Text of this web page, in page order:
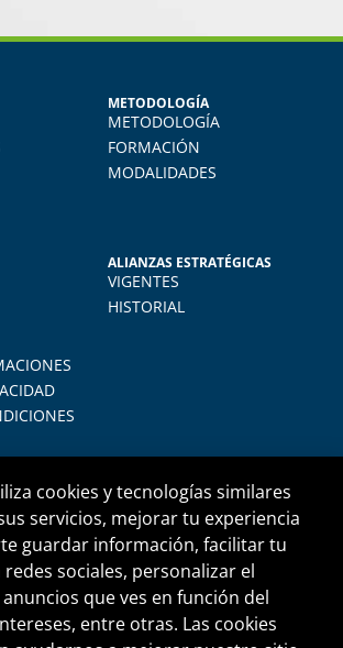
CARPIO
muchísimo. Uso todo lo aprendido
quehacer diario, actualmente me
como jefe de RRHH en la
empresa donde laboro.
METODOLOGÍA
METODOLOGÍA
FORMACIÓN
MODALIDADES
ALIANZAS ESTRATÉGICAS
VIGENTES
HISTORIAL
telefónica+51 1 500 6133
cookies y tecnologías similares
servicios, mejorar tu experiencia
guardar información, facilitar tu
sociales, personalizar el
que ves en función del
entre otras. Las cookies